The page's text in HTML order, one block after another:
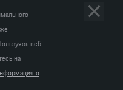
веб-
на
о